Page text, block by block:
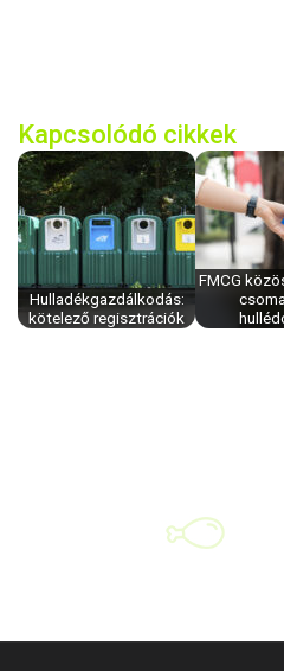
Kapcsolódó cikkek
Hulladékgazdálkodás:
kötelező regisztrációk
FMCG